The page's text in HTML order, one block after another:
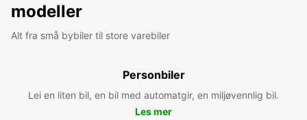
modeller
Alt fra små bybiler til store varebiler
Personbiler
Lei en liten bil, en bil med automatgir, en miljøvennlig bil.
Les mer